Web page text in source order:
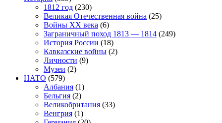
1812 год (230)
Великая Отечественная война (25)
Войны XX века (6)
Заграничный поход 1813 — 1814 (249)
История России (18)
Кавказские войны (2)
Личности (9)
Музеи (2)
НАТО (579)
Албания (1)
Бельгия (2)
Великобритания (33)
Венгрия (1)